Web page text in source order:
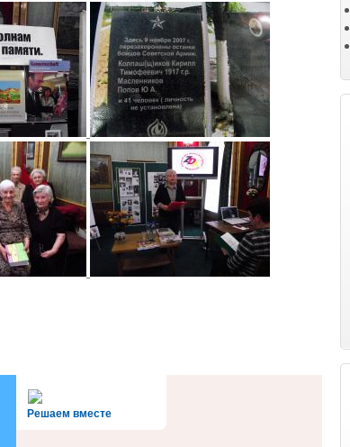
alt='Госуслуги' />
Решаем вместе